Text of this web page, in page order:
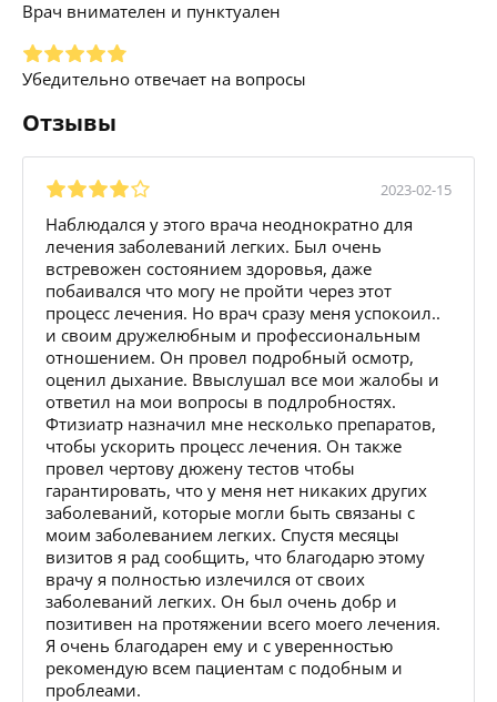
Врач внимателен и пунктуален
Убедительно отвечает на вопросы
Отзывы
2023-02-15
Наблюдался у этого врача неоднократно для
лечения заболеваний легких. Был очень
встревожен состоянием здоровья, даже
побаивался что могу не пройти через этот
процесс лечения. Но врач сразу меня успокоил..
и своим дружелюбным и профессиональным
отношением. Он провел подробный осмотр,
оценил дыхание. Ввыслушал все мои жалобы и
ответил на мои вопросы в подлробностях.
Фтизиатр назначил мне несколько препаратов,
чтобы ускорить процесс лечения. Он также
провел чертову дюжену тестов чтобы
гарантировать, что у меня нет никаких других
заболеваний, которые могли быть связаны с
моим заболеванием легких. Спустя месяцы
визитов я рад сообщить, что благодарю этому
врачу я полностью излечился от своих
заболеваний легких. Он был очень добр и
позитивен на протяжении всего моего лечения.
Я очень благодарен ему и с уверенностью
рекомендую всем пациентам с подобным и
проблеами.